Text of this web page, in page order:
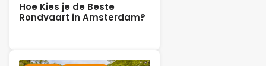
Hoe Kies je de Beste
Rondvaart in Amsterdam?